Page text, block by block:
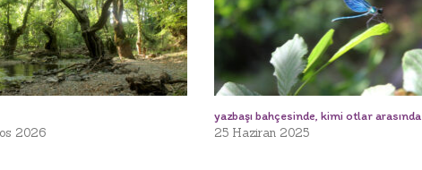
2026
yazbaşı bahçesinde, kimi otlar arasında
25 Haziran 2025